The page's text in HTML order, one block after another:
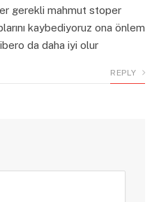
gerekli mahmut stoper
kaybediyoruz ona önlem
da daha iyi olur
REPLY